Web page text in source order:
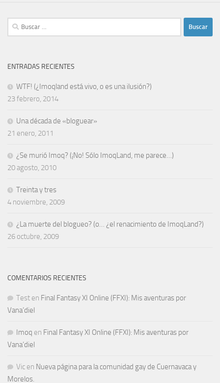
Buscar:
ENTRADAS RECIENTES
WTF! (¿Imoqland está vivo, o es una ilusión?)
23 febrero, 2014
Una década de «bloguear»
21 enero, 2011
¿Se murió Imoq? (¡No! Sólo ImoqLand, me parece…)
20 agosto, 2010
Treinta y tres
4 noviembre, 2009
¿La muerte del blogueo? (o… ¿el renacimiento de ImoqLand?)
26 octubre, 2009
COMENTARIOS RECIENTES
Test en Final Fantasy XI Online (FFXI): Mis aventuras por
Vana’diel
Imoq en Final Fantasy XI Online (FFXI): Mis aventuras por
Vana’diel
Vic en Nueva página para la comunidad gay de Cuernavaca y
Morelos.